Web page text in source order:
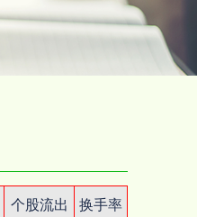
个股流出
换手率